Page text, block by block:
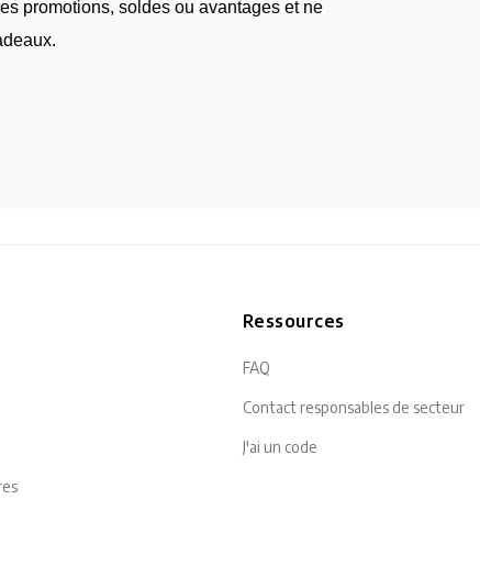
promotions, soldes ou avantages et ne
Ressources
FAQ
Contact responsables de secteur
J'ai un code